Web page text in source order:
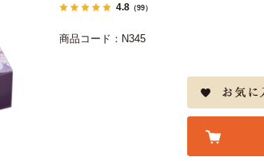
4.8（99）
商品コード：N345